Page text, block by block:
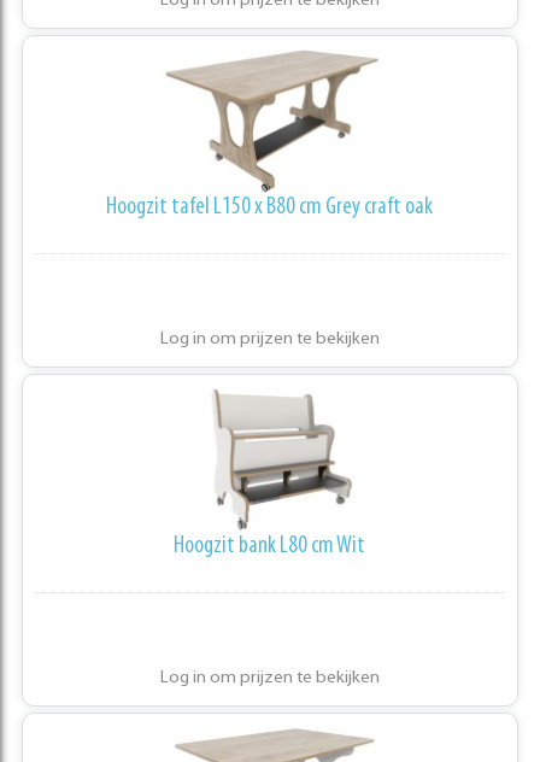
Hoogzit tafel L150 x B80 cm Grey craft oak
Log in om prijzen te bekijken
Hoogzit bank L80 cm Wit
Log in om prijzen te bekijken